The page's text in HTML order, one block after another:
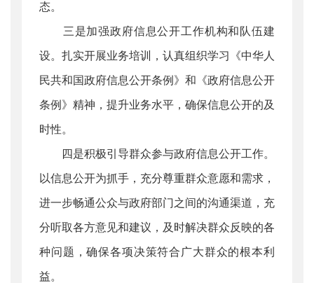
态。
三是加强政府信息公开工作机构和队伍建
设。扎实开展业务培训，认真组织学习《中华人
民共和国政府信息公开条例》和《政府信息公开
条例》精神，提升业务水平，确保信息公开的及
时性。
四是积极引导群众参与政府信息公开工作。
以信息公开为抓手，充分尊重群众意愿和需求，
进一步畅通公众与政府部门之间的沟通渠道，充
分听取各方意见和建议，及时解决群众反映的各
种问题，确保各项决策符合广大群众的根本利
益。